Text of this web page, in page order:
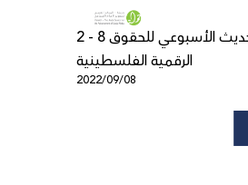
2 - 8 أيلول - التحديث الأسبوعي للحقوق
الرقمية الفلسطينية
2022/09/08